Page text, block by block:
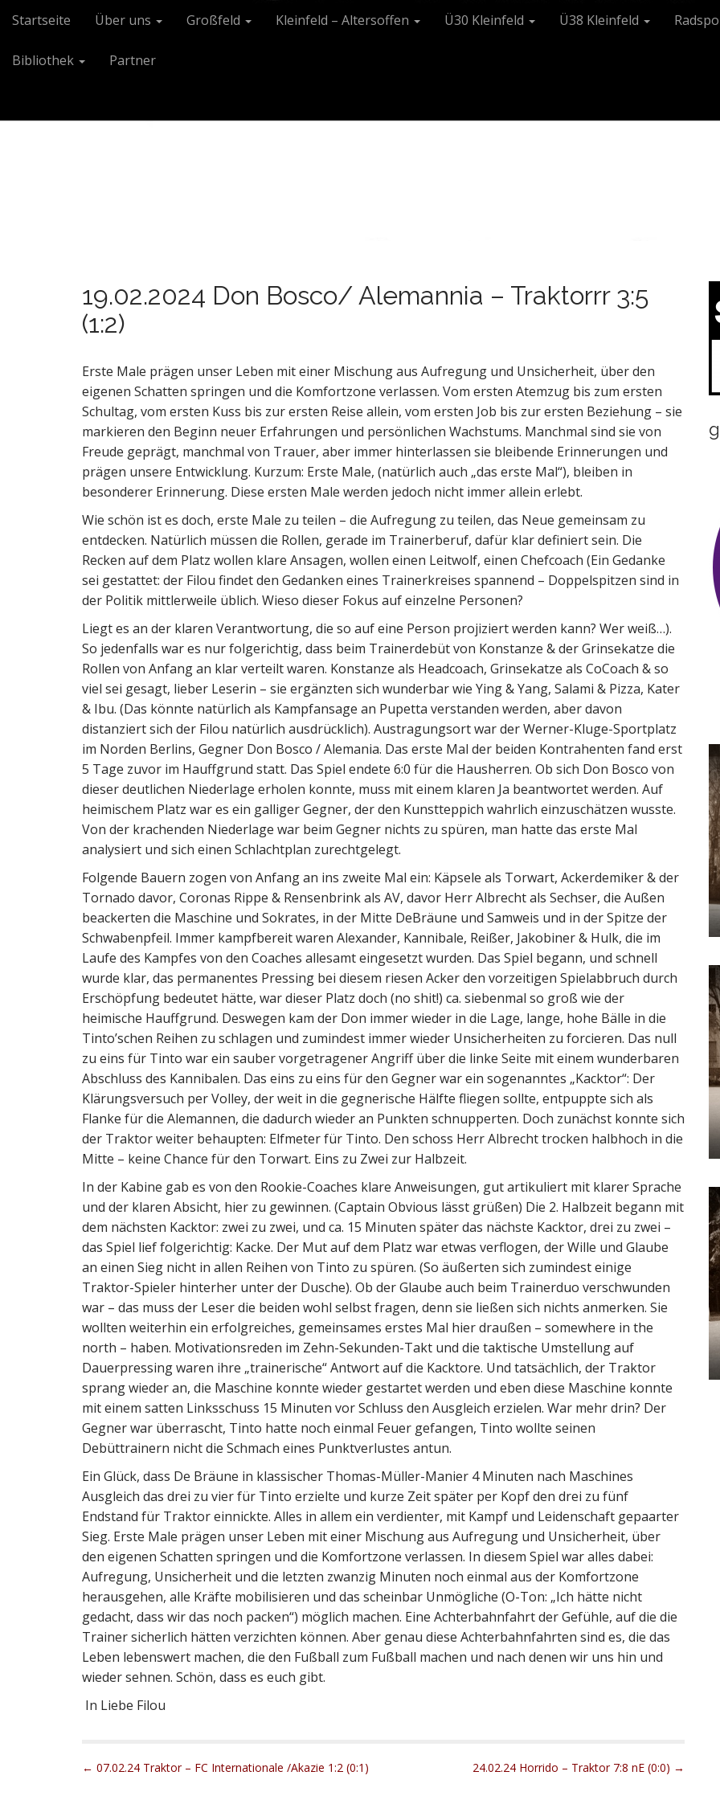
M
e
Startseite Über uns Großfeld Kleinfeld – Altersoffen Ü30 Kleinfeld Ü38 Kleinfeld
Bibliothek Partner
19.02.2024 Don Bosco/ Alemannia – Traktorrr 3:5
(1:2)
Erste Male prägen unser Leben mit einer Mischung aus Aufregung und Unsicherheit, über den
eigenen Schatten springen und die Komfortzone verlassen. Vom ersten Atemzug bis zum ersten
Schultag, vom ersten Kuss bis zur ersten Reise allein, vom ersten Job bis zur ersten Beziehung – sie
markieren den Beginn neuer Erfahrungen und persönlichen Wachstums. Manchmal sind sie von
Freude geprägt, manchmal von Trauer, aber immer hinterlassen sie bleibende Erinnerungen und
prägen unsere Entwicklung. Kurzum: Erste Male, (natürlich auch „das erste Mal“), bleiben in
besonderer Erinnerung. Diese ersten Male werden jedoch nicht immer allein erlebt.
Wie schön ist es doch, erste Male zu teilen – die Aufregung zu teilen, das Neue gemeinsam zu
entdecken. Natürlich müssen die Rollen, gerade im Trainerberuf, dafür klar definiert sein. Die
Recken auf dem Platz wollen klare Ansagen, wollen einen Leitwolf, einen Chefcoach (Ein Gedanke
sei gestattet: der Filou findet den Gedanken eines Trainerkreises spannend – Doppelspitzen sind in
der Politik mittlerweile üblich. Wieso dieser Fokus auf einzelne Personen?
Liegt es an der klaren Verantwortung, die so auf eine Person projiziert werden kann? Wer weiß…).
So jedenfalls war es nur folgerichtig, dass beim Trainerdebüt von Konstanze & der Grinsekatze die
Rollen von Anfang an klar verteilt waren. Konstanze als Headcoach, Grinsekatze als CoCoach & so
viel sei gesagt, lieber Leserin – sie ergänzten sich wunderbar wie Ying & Yang, Salami & Pizza, Kater
& Ibu. (Das könnte natürlich als Kampfansage an Pupetta verstanden werden, aber davon
distanziert sich der Filou natürlich ausdrücklich). Austragungsort war der Werner-Kluge-Sportplatz
im Norden Berlins, Gegner Don Bosco / Alemania. Das erste Mal der beiden Kontrahenten fand erst
5 Tage zuvor im Hauffgrund statt. Das Spiel endete 6:0 für die Hausherren. Ob sich Don Bosco von
dieser deutlichen Niederlage erholen konnte, muss mit einem klaren Ja beantwortet werden. Auf
heimischem Platz war es ein galliger Gegner, der den Kunstteppich wahrlich einzuschätzen wusste.
Von der krachenden Niederlage war beim Gegner nichts zu spüren, man hatte das erste Mal
analysiert und sich einen Schlachtplan zurechtgelegt.
Folgende Bauern zogen von Anfang an ins zweite Mal ein: Käpsele als Torwart, Ackerdemiker & der
Tornado davor, Coronas Rippe & Rensenbrink als AV, davor Herr Albrecht als Sechser, die Außen
beackerten die Maschine und Sokrates, in der Mitte DeBräune und Samweis und in der Spitze der
Schwabenpfeil. Immer kampfbereit waren Alexander, Kannibale, Reißer, Jakobiner & Hulk, die im
Laufe des Kampfes von den Coaches allesamt eingesetzt wurden. Das Spiel begann, und schnell
wurde klar, das permanentes Pressing bei diesem riesen Acker den vorzeitigen Spielabbruch durch
Erschöpfung bedeutet hätte, war dieser Platz doch (no shit!) ca. siebenmal so groß wie der
heimische Hauffgrund. Deswegen kam der Don immer wieder in die Lage, lange, hohe Bälle in die
Tinto’schen Reihen zu schlagen und zumindest immer wieder Unsicherheiten zu forcieren. Das null
zu eins für Tinto war ein sauber vorgetragener Angriff über die linke Seite mit einem wunderbaren
Abschluss des Kannibalen. Das eins zu eins für den Gegner war ein sogenanntes „Kacktor“: Der
Klärungsversuch per Volley, der weit in die gegnerische Hälfte fliegen sollte, entpuppte sich als
Flanke für die Alemannen, die dadurch wieder an Punkten schnupperten. Doch zunächst konnte sich
der Traktor weiter behaupten: Elfmeter für Tinto. Den schoss Herr Albrecht trocken halbhoch in die
Mitte – keine Chance für den Torwart. Eins zu Zwei zur Halbzeit.
In der Kabine gab es von den Rookie-Coaches klare Anweisungen, gut artikuliert mit klarer Sprache
und der klaren Absicht, hier zu gewinnen. (Captain Obvious lässt grüßen) Die 2. Halbzeit begann mit
dem nächsten Kacktor: zwei zu zwei, und ca. 15 Minuten später das nächste Kacktor, drei zu zwei –
das Spiel lief folgerichtig: Kacke. Der Mut auf dem Platz war etwas verflogen, der Wille und Glaube
an einen Sieg nicht in allen Reihen von Tinto zu spüren. (So äußerten sich zumindest einige
Traktor-Spieler hinterher unter der Dusche). Ob der Glaube auch beim Trainerduo verschwunden
war – das muss der Leser die beiden wohl selbst fragen, denn sie ließen sich nichts anmerken. Sie
wollten weiterhin ein erfolgreiches, gemeinsames erstes Mal hier draußen – somewhere in the
north – haben. Motivationsreden im Zehn-Sekunden-Takt und die taktische Umstellung auf
Dauerpressing waren ihre „trainerische“ Antwort auf die Kacktore. Und tatsächlich, der Traktor
sprang wieder an, die Maschine konnte wieder gestartet werden und eben diese Maschine konnte
mit einem satten Linksschuss 15 Minuten vor Schluss den Ausgleich erzielen. War mehr drin? Der
Gegner war überrascht, Tinto hatte noch einmal Feuer gefangen, Tinto wollte seinen
Debüttrainern nicht die Schmach eines Punktverlustes antun.
Ein Glück, dass De Bräune in klassischer Thomas-Müller-Manier 4 Minuten nach Maschines
Ausgleich das drei zu vier für Tinto erzielte und kurze Zeit später per Kopf den drei zu fünf
Endstand für Traktor einnickte. Alles in allem ein verdienter, mit Kampf und Leidenschaft gepaarter
Sieg. Erste Male prägen unser Leben mit einer Mischung aus Aufregung und Unsicherheit, über
den eigenen Schatten springen und die Komfortzone verlassen. In diesem Spiel war alles dabei:
Aufregung, Unsicherheit und die letzten zwanzig Minuten noch einmal aus der Komfortzone
herausgehen, alle Kräfte mobilisieren und das scheinbar Unmögliche (O-Ton: „Ich hätte nicht
gedacht, dass wir das noch packen“) möglich machen. Eine Achterbahnfahrt der Gefühle, auf die die
Trainer sicherlich hätten verzichten können. Aber genau diese Achterbahnfahrten sind es, die das
Leben lebenswert machen, die den Fußball zum Fußball machen und nach denen wir uns hin und
wieder sehnen. Schön, dass es euch gibt.
In Liebe Filou
P
← 07.02.24 Traktor – FC Internationale /Akazie 1:2 (0:1) 24.02.24 Horrido – Traktor 7:8 nE (0:0) →